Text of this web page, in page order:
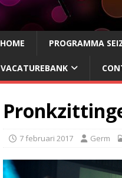
HOME PROGRAMMA
VACATUREBANK
7 februari 2017 Germ